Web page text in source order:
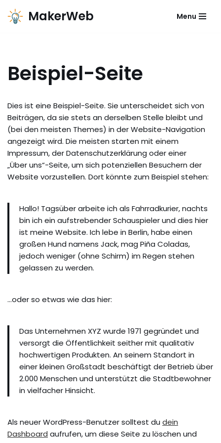
Zum
MakerWeb Menu
Beispiel-Seite
Dies ist eine Beispiel-Seite. Sie unterscheidet sich von
Beiträgen, da sie stets an derselben Stelle bleibt und
(bei den meisten Themes) in der Website-Navigation
angezeigt wird. Die meisten starten mit einem
Impressum, der Datenschutzerklärung oder einer
„Über uns“-Seite, um sich potenziellen Besuchern der
Website vorzustellen. Dort könnte zum Beispiel stehen:
Hallo! Tagsüber arbeite ich als Fahrradkurier, nachts
bin ich ein aufstrebender Schauspieler und dies hier
ist meine Website. Ich lebe in Berlin, habe einen
großen Hund namens Jack, mag Piña Coladas,
jedoch weniger (ohne Schirm) im Regen stehen
gelassen zu werden.
…oder so etwas wie das hier:
Das Unternehmen XYZ wurde 1971 gegründet und
versorgt die Öffentlichkeit seither mit qualitativ
hochwertigen Produkten. An seinem Standort in
einer kleinen Großstadt beschäftigt der Betrieb über
2.000 Menschen und unterstützt die Stadtbewohner
in vielfacher Hinsicht.
Als neuer WordPress-Benutzer solltest du dein
Dashboard aufrufen, um diese Seite zu löschen und